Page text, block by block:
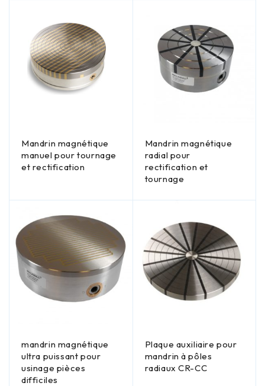
Mandrin magnétique
manuel pour tournage
et rectification
Mandrin magnétique
radial pour
rectification et
tournage
mandrin magnétique
ultra puissant pour
usinage pièces
difficiles
Plaque auxiliaire pour
mandrin à pôles
radiaux CR-CC